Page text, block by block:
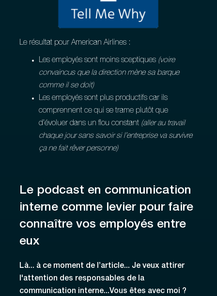
Le résultat pour American Airlines :
Les employés sont moins sceptiques (voire
convaincus que la direction mène sa barque
comme il se doit)
Les employés sont plus productifs car ils
comprennent ce qui se trame plutôt que
d’évoluer dans un flou constant (aller au travail
chaque jour sans savoir si l’entreprise va survivre
ça ne fait rêver personne)
Le podcast en communication
interne comme levier pour faire
connaître vos employés entre
eux
Là... à ce moment de l’article... Je veux attirer
l'attention des responsables de la
communication interne...Vous êtes avec moi ?